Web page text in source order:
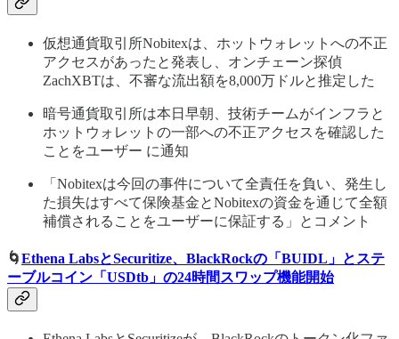
仮想通貨取引所Nobitexは、ホットウォレットへの不正
アクセスがあったと発表し、オンチェーン探偵
ZachXBTは、不審な流出額を8,000万ドルと推定した
暗号通貨取引所は本日早朝、技術チームがインフラと
ホットウォレットの一部への不正アクセスを確認した
ことをユーザー に通知
「Nobitexは今回の事件について全責任を負い、発生し
た損失はすべて保険基金とNobitexの資金を通じて全額
補償されることをユーザーに保証する」とコメント
🌀Ethena LabsとSecuritize、BlackRockの「BUIDL」とステ
ーブルコイン「USDtb」の24時間スワップ機能開始